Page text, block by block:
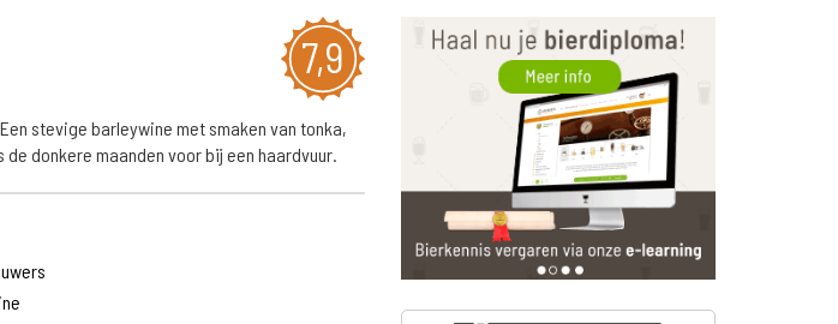
7,9
stevige barleywine met smaken van tonka,
donkere maanden voor bij een haardvuur.